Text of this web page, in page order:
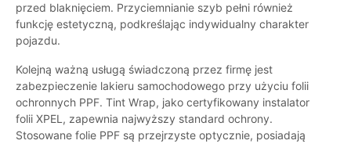
przed blaknięciem. Przyciemnianie szyb pełni również
funkcję estetyczną, podkreślając indywidualny charakter
pojazdu.
Kolejną ważną usługą świadczoną przez firmę jest
zabezpieczenie lakieru samochodowego przy użyciu folii
ochronnych PPF. Tint Wrap, jako certyfikowany instalator
folii XPEL, zapewnia najwyższy standard ochrony.
Stosowane folie PPF są przejrzyste optycznie, posiadają